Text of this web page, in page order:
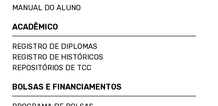
MANUAL DO ALUNO
ACADÊMICO
REGISTRO DE DIPLOMAS
REGISTRO DE HISTÓRICOS
REPOSITÓRIOS DE TCC
BOLSAS E FINANCIAMENTOS